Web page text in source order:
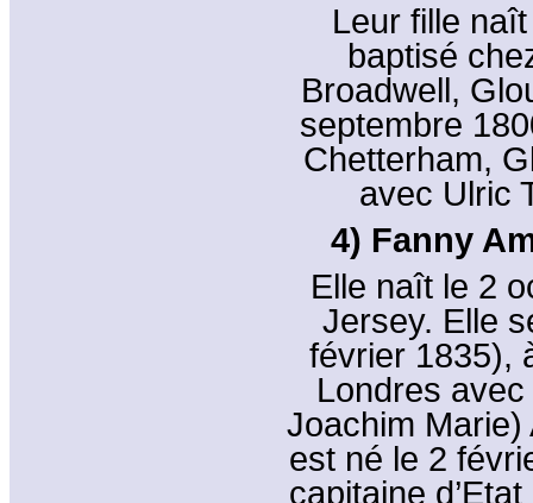
Leur fille
baptisé
Broadwell,
septembre
Chetterham,
avec Ulric
4) Fanny
Elle naît le 2
Jersey. Elle
février 1835),
Londres
Joachim
est né le 2
capitaine